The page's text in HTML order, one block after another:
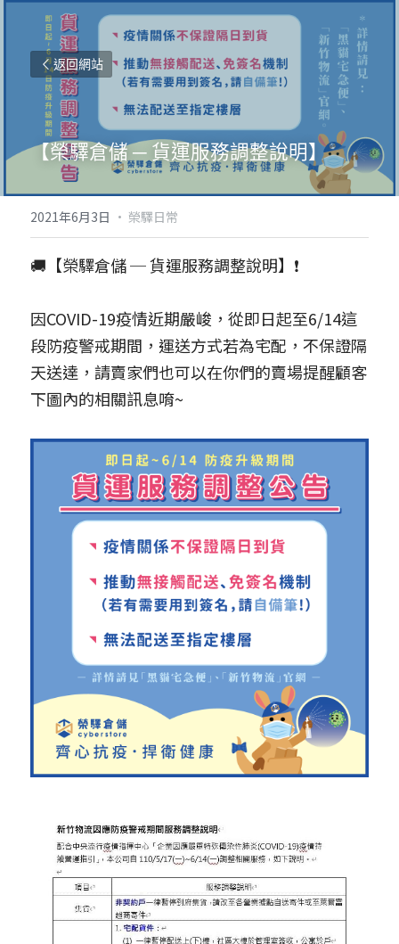
返回網站
【榮驛倉儲 ─ 貨運服務調整說明】
2021年6月3日 · 榮驛日常
🚚【榮驛倉儲 ─ 貨運服務調整說明】❗
因COVID-19疫情近期嚴峻，從即日起至6/14這
段防疫警戒期間，運送方式若為宅配，不保證隔
天送達，請賣家們也可以在你們的賣場提醒顧客
下圖內的相關訊息唷~